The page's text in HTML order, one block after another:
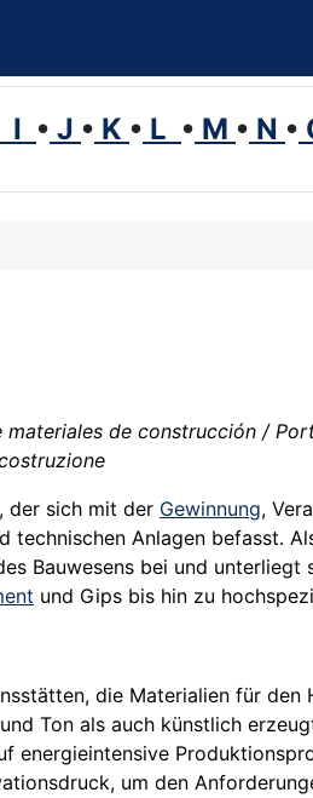
I • J • K • L • M • N •
de construcción /
der sich mit der Gewinnung,
Anlagen befasst.
Bauwesens bei und
und Gips bis hin zu
die Materialien für
Ton als auch künstlich
energieintensive
um den